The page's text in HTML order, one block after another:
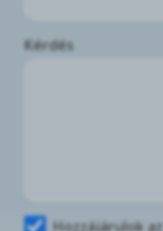
Kérdés
Hozzájárulok